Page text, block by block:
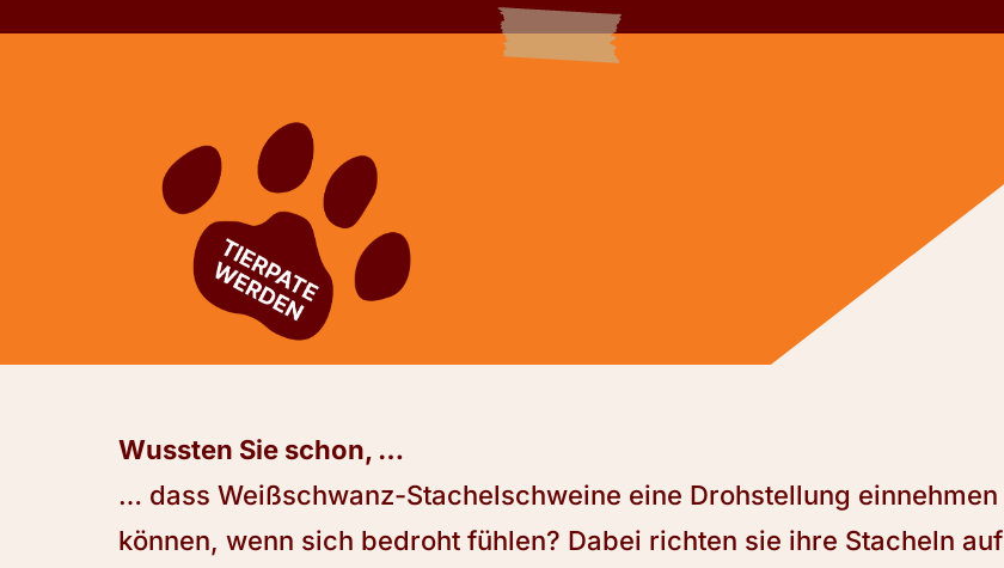
Wussten Sie schon, …
… dass Weißschwanz-Stachelschweine eine Drohstellung einnehmen
können, wenn sich bedroht fühlen? Dabei richten sie ihre Stacheln auf